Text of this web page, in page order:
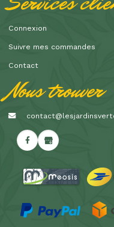
Connexion
Suivre mes commandes
Contact
Nous trouver